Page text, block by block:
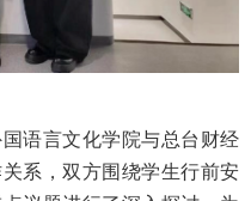
语言文化学院与总台财经
系，双方围绕学生行前安